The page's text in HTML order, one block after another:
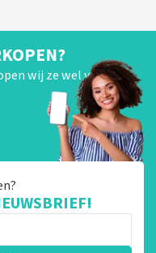
wij ze wel van je!